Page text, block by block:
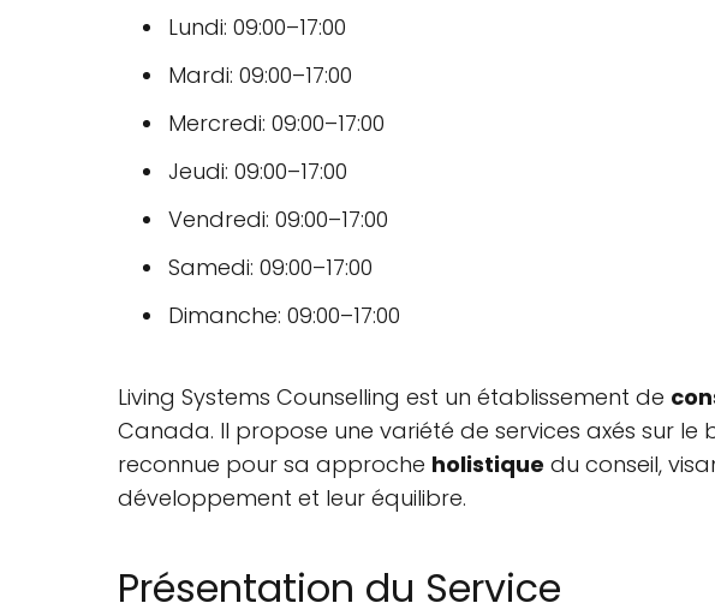
Lundi: 09:00–17:00
Mardi: 09:00–17:00
Mercredi: 09:00–17:00
Jeudi: 09:00–17:00
Vendredi: 09:00–17:00
Samedi: 09:00–17:00
Dimanche: 09:00–17:00
Living Systems Counselling est un établissement de
Canada. Il propose une variété de services axés sur
reconnue pour sa approche holistique du conseil,
développement et leur équilibre.
Présentation du Service